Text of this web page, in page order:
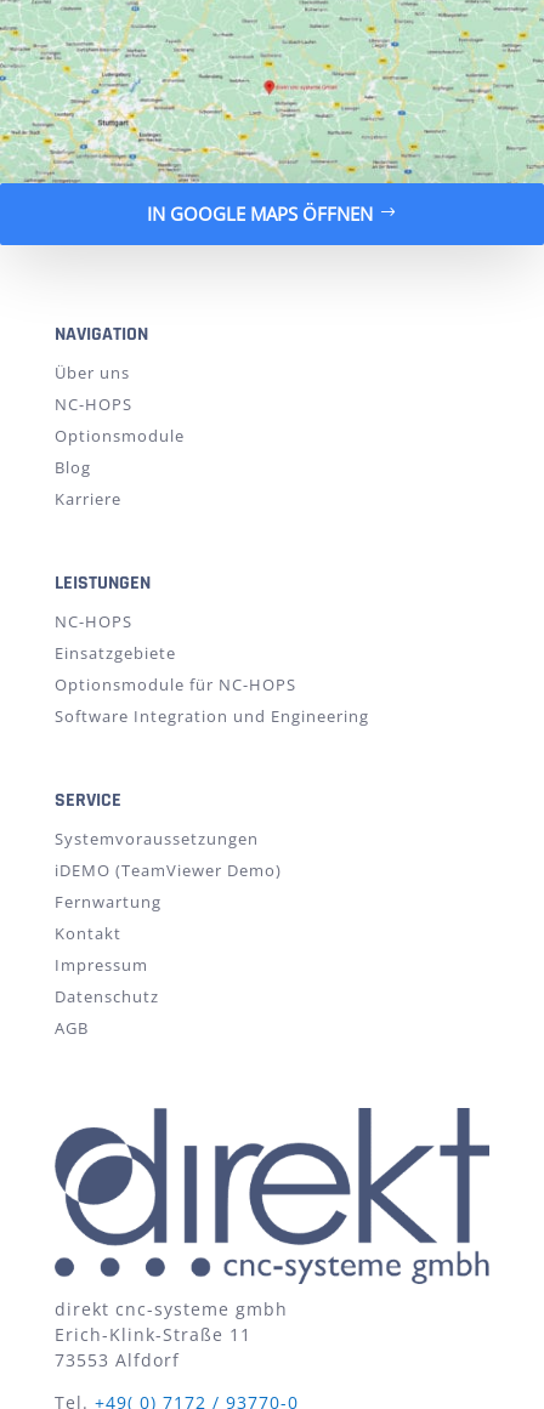
IN GOOGLE MAPS ÖFFNEN
NAVIGATION
Über uns
NC-HOPS
Optionsmodule
Blog
Karriere
LEISTUNGEN
NC-HOPS
Einsatzgebiete
Optionsmodule für NC-HOPS
Software Integration und Engineering
SERVICE
Systemvoraussetzungen
iDEMO (TeamViewer Demo)
Fernwartung
Kontakt
Impressum
Datenschutz
AGB
direkt cnc-systeme gmbh
Erich-Klink-Straße 11
73553 Alfdorf
Tel. +49( 0) 7172 / 93770-0